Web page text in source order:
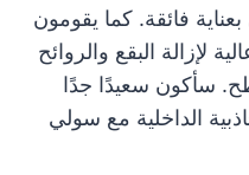
بعناية فائقة. كما يقومون
لإزالة البقع والروائح
سأكون سعيدًا جدًا
الداخلية مع سولي